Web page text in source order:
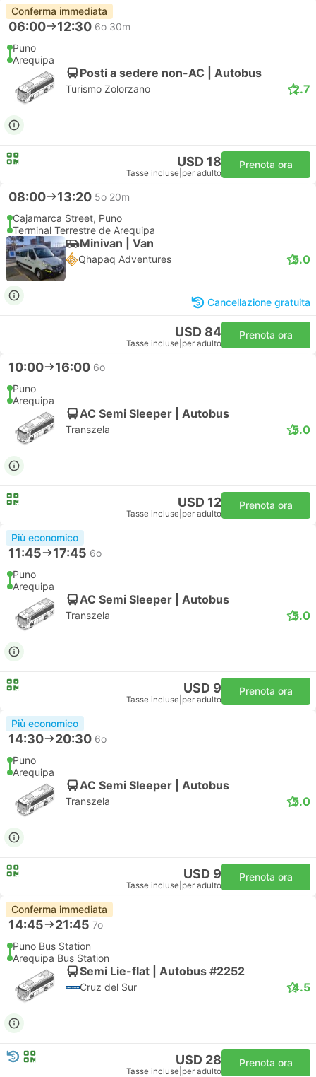
Conferma immediata
06:00 12:30 6o 30m
Puno
Arequipa
Posti a sedere non-AC | Autobus
Turismo Zolorzano 2.7
USD 18
Tasse incluse per adulto
Prenota ora
08:00 13:20 5o 20m
Cajamarca Street, Puno
Terminal Terrestre de Arequipa
Minivan | Van
Qhapaq Adventures 5.0
Cancellazione gratuita
USD 84
Tasse incluse per adulto
Prenota ora
10:00 16:00 6o
Puno
Arequipa
AC Semi Sleeper | Autobus
Transzela 5.0
USD 12
Tasse incluse per adulto
Prenota ora
Più economico
11:45 17:45 6o
Puno
Arequipa
AC Semi Sleeper | Autobus
Transzela 5.0
USD 9
Tasse incluse per adulto
Prenota ora
Più economico
14:30 20:30 6o
Puno
Arequipa
AC Semi Sleeper | Autobus
Transzela 5.0
USD 9
Tasse incluse per adulto
Prenota ora
Conferma immediata
14:45 21:45 7o
Puno Bus Station
Arequipa Bus Station
Semi Lie-flat | Autobus #2252
Cruz del Sur 4.5
USD 28
Tasse incluse per adulto
Prenota ora